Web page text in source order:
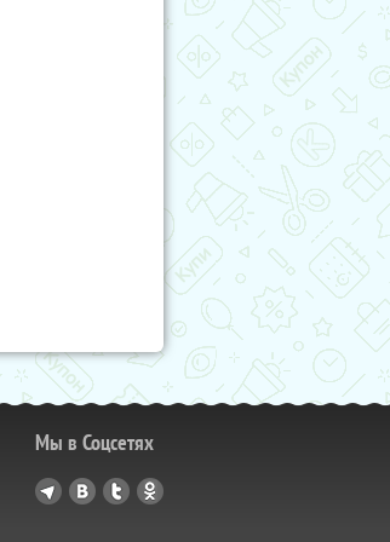
Мы в Соцсетях